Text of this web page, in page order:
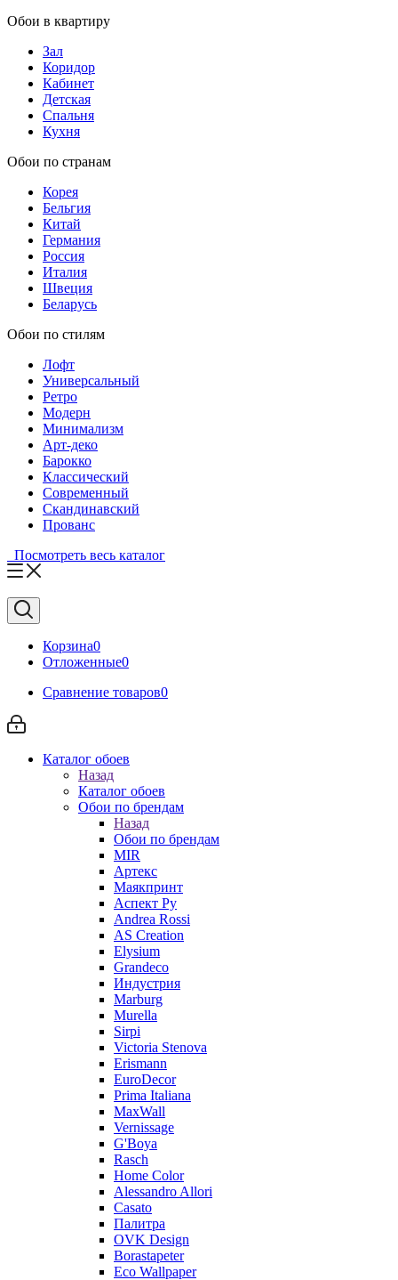
Обои в квартиру
Зал
Коридор
Кабинет
Детская
Спальня
Кухня
Обои по странам
Корея
Бельгия
Китай
Германия
Россия
Италия
Швеция
Беларусь
Обои по стилям
Лофт
Универсальный
Ретро
Модерн
Минимализм
Арт-деко
Барокко
Классический
Современный
Скандинавский
Прованс
Посмотреть весь каталог
Корзина0
Отложенные0
Сравнение товаров0
Каталог обоев
Назад
Каталог обоев
Обои по брендам
Назад
Обои по брендам
MIR
Артекс
Маякпринт
Аспект Ру
Andrea Rossi
AS Creation
Elysium
Grandeco
Индустрия
Marburg
Murella
Sirpi
Victoria Stenova
Erismann
EuroDecor
Prima Italiana
MaxWall
Vernissage
G'Boya
Rasch
Home Color
Alessandro Allori
Casato
Палитра
OVK Design
Borastapeter
Eco Wallpaper